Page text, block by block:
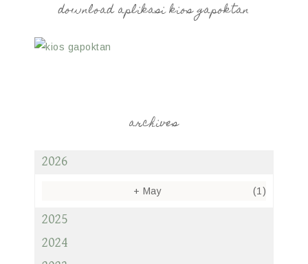
download aplikasi kios gapoktan
archives
2026
+ May (1)
2025
2024